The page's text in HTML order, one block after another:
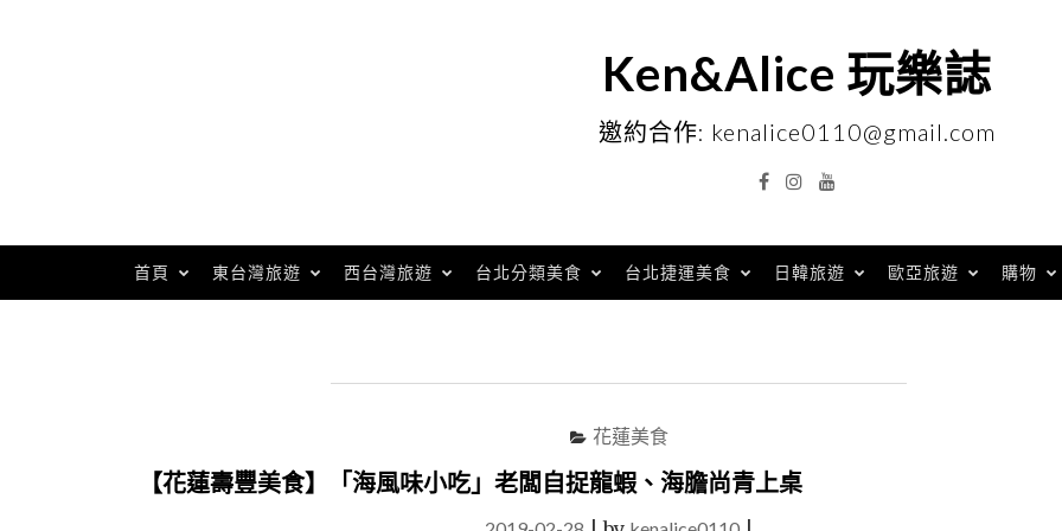
Ken&Alice 玩樂誌
邀約合作: kenalice0110@gmail.com
FacebookInstagramYouTube
首頁 東台灣旅遊 西台灣旅遊 台北分類美食 台北捷運美食 日韓旅遊 歐亞旅遊 購物
花蓮美食
【花蓮壽豐美食】「海風味小吃」老闆自捉龍蝦、海膽尚青上桌